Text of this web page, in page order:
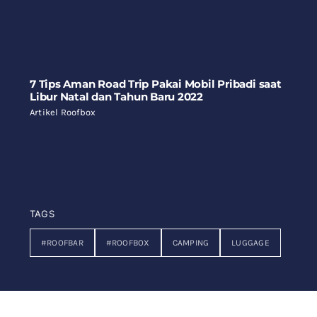
7 Tips Aman Road Trip Pakai Mobil Pribadi saat
Libur Natal dan Tahun Baru 2022
Artikel Roofbox
TAGS
#ROOFBAR #ROOFBOX CAMPING LUGGAGE